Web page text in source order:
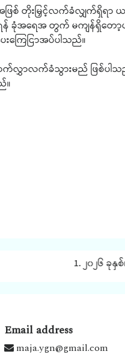
ဖြစ် တိုးမြှင့်လက်ခံလျှက်ရှိရာ
ရန် ခုံအရေအ တွက် မကျန်ရှိတော့ပ
ကြေငြာအပ်ပါသည်။
က်လွှာလက်ခံသွားမည် ဖြစ်ပါသည်
။
1. ၂၀၂၆ ခု
Email address
maja.ygn@gmail.com